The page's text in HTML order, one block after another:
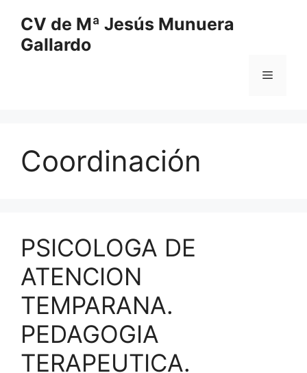
contenido
CV de Mª Jesús Munuera
Gallardo
Menú
Coordinación
PSICOLOGA DE
ATENCION
TEMPARANA.
PEDAGOGIA
TERAPEUTICA.